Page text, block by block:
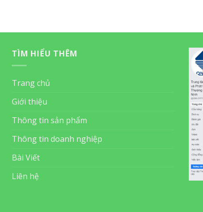
TÌM HIỂU THÊM
Trang chủ
Giới thiệu
Thông tin sản phẩm
Thông tin doanh nghiệp
Bài Viết
Liên hệ